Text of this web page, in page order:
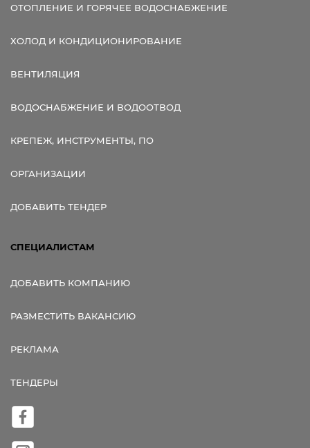
ОТОПЛЕНИЕ И ГОРЯЧЕЕ ВОДОСНАБЖЕНИЕ
ХОЛОД И КОНДИЦИОНИРОВАНИЕ
ВЕНТИЛЯЦИЯ
ВОДОСНАБЖЕНИЕ И ВОДООТВОД
КРЕПЕЖ, ИНСТРУМЕНТЫ, ПО
ОРГАНИЗАЦИИ
ДОБАВИТЬ ТЕНДЕР
СПЕЦИАЛИСТАМ
ДОБАВИТЬ КОМПАНИЮ
РАЗМЕСТИТЬ ВАКАНСИЮ
РЕКЛАМА
ТЕНДЕРЫ